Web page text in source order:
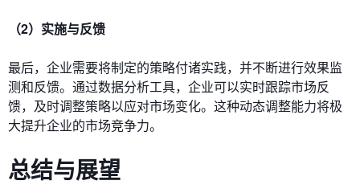
（2）实施与反馈
最后，企业需要将制定的策略付诸实践，并不断进行效果监
测和反馈。通过数据分析工具，企业可以实时跟踪市场反
馈，及时调整策略以应对市场变化。这种动态调整能力将极
大提升企业的市场竞争力。
总结与展望